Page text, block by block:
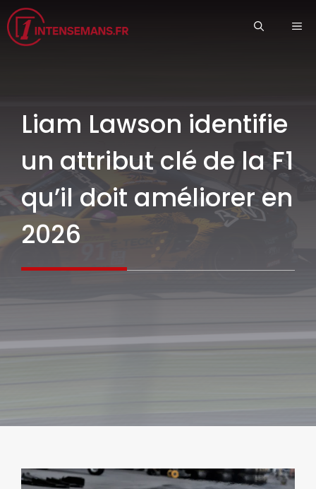
Aller
au
contenu
Liam Lawson identifie
un attribut clé de la F1
qu’il doit améliorer en
2026